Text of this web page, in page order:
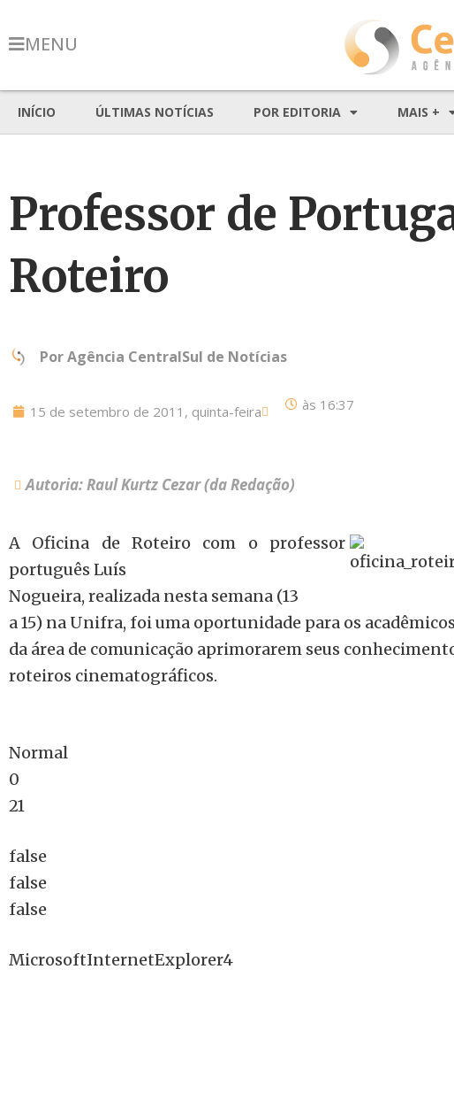
MENU
INÍCIO ÚLTIMAS NOTÍCIAS POR EDITORIA MAIS +
Professor de
Roteiro
PorAgência CentralSul de Notícias
15 de setembro de 2011, quinta-feira às 16:37
Autoria: Raul Kurtz Cezar (da Redação)
A Oficina de Roteiro com o professor
português Luís
Nogueira, realizada nesta semana (13
a 15) na Unifra, foi uma oportunidade para os
da área de comunicação aprimorarem seus
roteiros cinematográficos.
Normal
0
21
false
false
false
MicrosoftInternetExplorer4